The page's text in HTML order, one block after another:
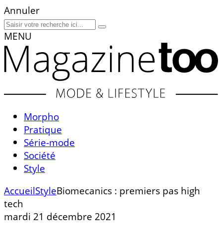
Annuler
MENU
Morpho
Pratique
Série-mode
Société
Style
AccueilStyleBiomecanics : premiers pas high
tech
mardi 21 décembre 2021